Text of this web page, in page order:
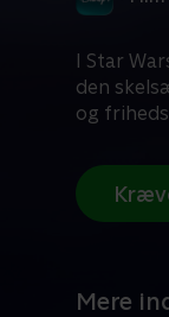
I Star
den
og
Mere